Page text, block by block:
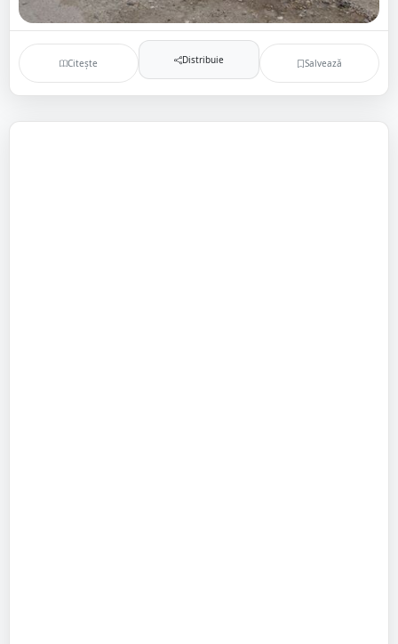
Citește Distribuie Salvează